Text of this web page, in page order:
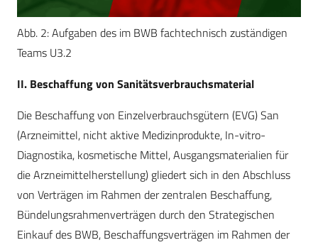
Abb. 2: Aufgaben des im BWB fachtechnisch zuständigen
Teams U3.2
II. Beschaffung von Sanitätsverbrauchsmaterial
Die Beschaffung von Einzelverbrauchsgütern (EVG) San
(Arzneimittel, nicht aktive Medizinprodukte, In-vitro-
Diagnostika, kosmetische Mittel, Ausgangsmaterialien für
die Arzneimittelherstellung) gliedert sich in den Abschluss
von Verträgen im Rahmen der zentralen Beschaffung,
Bündelungsrahmenverträgen durch den Strategischen
Einkauf des BWB, Beschaffungsverträgen im Rahmen der